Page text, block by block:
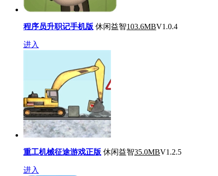
程序员升职记手机版 休闲益智103.6MBV1.0.4
进入
重工机械征途游戏正版 休闲益智35.0MBV1.2.5
进入